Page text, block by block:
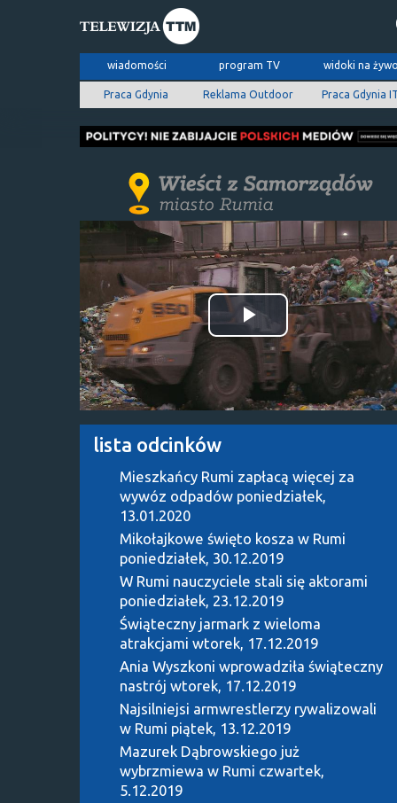
wiadomości program TV widoki na
Praca Gdynia Reklama Outdoor Praca Gdynia
Odtwórz
wideo
lista odcinków
Mieszkańcy Rumi zapłacą więcej za
wywóz odpadów poniedziałek,
13.01.2020
Mikołajkowe święto kosza w Rumi
poniedziałek, 30.12.2019
W Rumi nauczyciele stali się aktorami
poniedziałek, 23.12.2019
Świąteczny jarmark z wieloma
atrakcjami wtorek, 17.12.2019
Ania Wyszkoni wprowadziła świąteczny
nastrój wtorek, 17.12.2019
Najsilniejsi armwrestlerzy rywalizowali
w Rumi piątek, 13.12.2019
Mazurek Dąbrowskiego już
wybrzmiewa w Rumi czwartek,
5.12.2019